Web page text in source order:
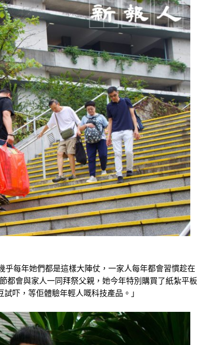
每年她們都是這樣大陣仗，一家人每年都會習慣趁在
都會與家人一同拜祭父親，她今年特別購買了紙紮平板
吓，等佢體驗年輕人嘅科技產品。」